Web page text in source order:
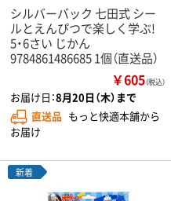
シルバーバック 七田式 シー
ルとえんぴつで楽しく学ぶ!
5・6さい じかん
9784861486685 1個（直送品）
￥605（税込）
お届け日：8月20日（木）まで
直送品 もっと快適本舗から
お届け
新着